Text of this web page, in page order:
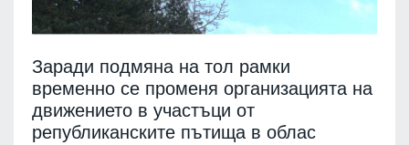
Заради подмяна на тол рамки
временно се променя организацията на
движението в участъци от
републиканските пътища в облас